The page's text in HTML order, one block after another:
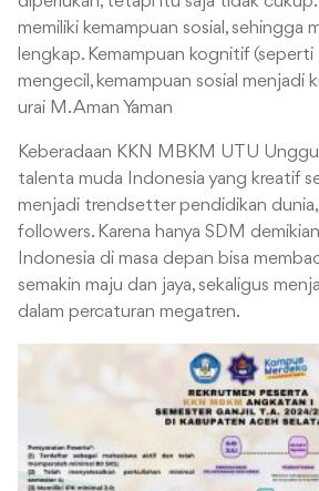
memiliki kemampuan sosial, sehingga
lengkap. Kemampuan kognitif
mengecil, kemampuan sosial menjadi
urai M. Aman Yaman
Keberadaan KKN MBKM UTU
talenta muda Indonesia yang kreatif
menjadi trendsetter pendidikan
followers. Karena hanya SDM
Indonesia di masa depan bisa
semakin maju dan jaya, sekaligus
dalam percaturan megatren.